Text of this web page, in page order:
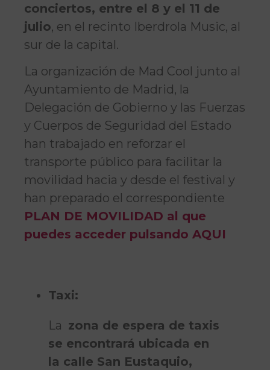
conciertos, entre el 8 y el 11 de
julio, en el recinto Iberdrola Music, al
sur de la capital.
La organización de Mad Cool junto al
Ayuntamiento de Madrid, la
Delegación de Gobierno y las Fuerzas
y Cuerpos de Seguridad del Estado
han trabajado en reforzar el
transporte público para facilitar la
movilidad hacia y desde el festival y
han preparado el correspondiente
PLAN DE MOVILIDAD al que
puedes acceder pulsando AQUI
Taxi:
La zona de espera de taxis
se encontrará ubicada en
la calle San Eustaquio,